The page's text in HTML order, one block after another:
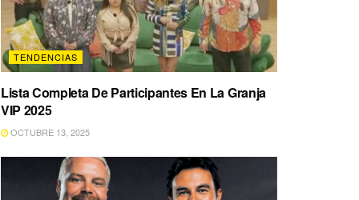
TENDENCIAS
Lista Completa De Participantes En La Granja
VIP 2025
OCTUBRE 13, 2025